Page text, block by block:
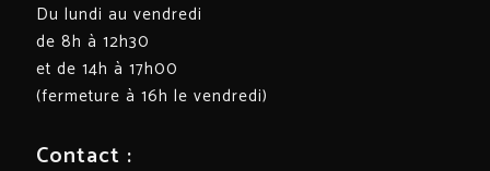
Du lundi au vendredi
de 8h à 12h30
et de 14h à 17h00
(fermeture à 16h le vendredi)
Contact :